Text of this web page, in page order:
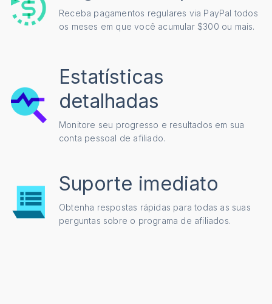
Receba pagamentos regulares via PayPal todos
os meses em que você acumular $300 ou mais.
Estatísticas
detalhadas
Monitore seu progresso e resultados em sua
conta pessoal de afiliado.
Suporte imediato
Obtenha respostas rápidas para todas as suas
perguntas sobre o programa de afiliados.